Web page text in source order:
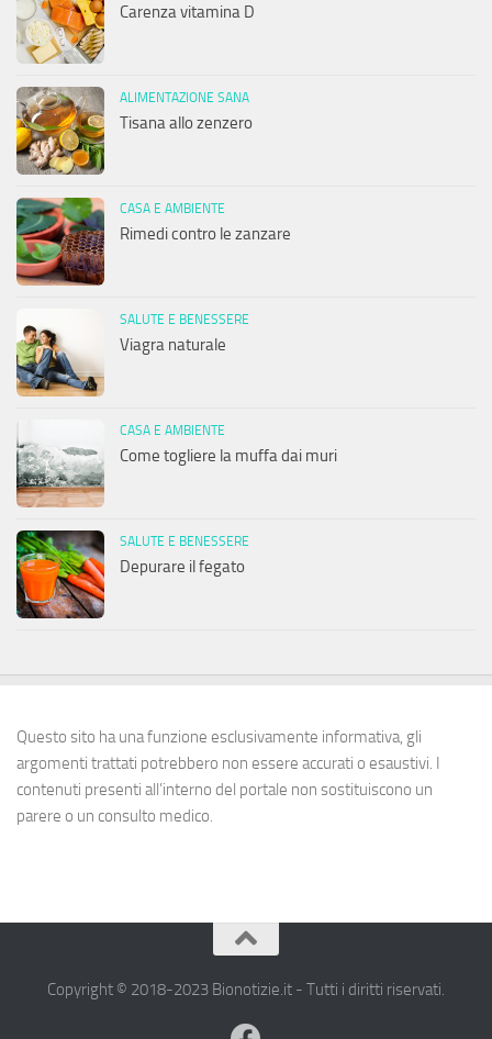
Carenza vitamina D
ALIMENTAZIONE SANA
Tisana allo zenzero
CASA E AMBIENTE
Rimedi contro le zanzare
SALUTE E BENESSERE
Viagra naturale
CASA E AMBIENTE
Come togliere la muffa dai muri
SALUTE E BENESSERE
Depurare il fegato
Questo sito ha una funzione esclusivamente informativa, gli
argomenti trattati potrebbero non essere accurati o esaustivi. I
contenuti presenti all’interno del portale non sostituiscono un
parere o un consulto medico.
Copyright © 2018-2023 Bionotizie.it - Tutti i diritti riservati.